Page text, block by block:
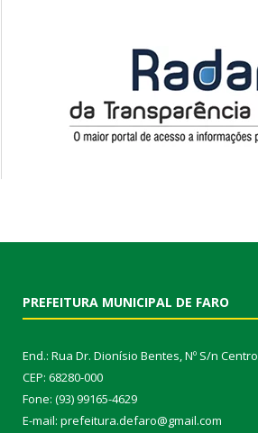
PREFEITURA MUNICIPAL DE FARO
End.: Rua Dr. Dionísio Bentes, Nº S/n Centro
CEP: 68280-000
Fone: (93) 99165-4629
E-mail: prefeitura.defaro@gmail.com